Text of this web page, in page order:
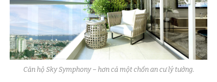
Căn hộ Sky Symphony – hơn cả một chốn an cư lý tưởng.